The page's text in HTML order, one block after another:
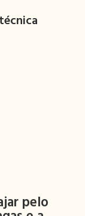
pelo